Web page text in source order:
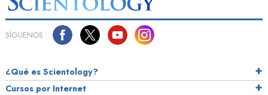
SÍGUENOS
¿Qué es Scientology?
Cursos por Internet